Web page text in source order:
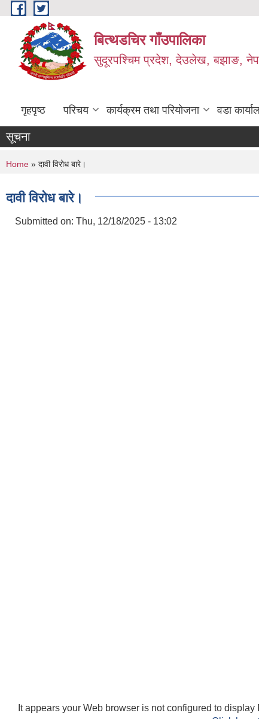
Skip to main content
बित्थडचिर गाँउपालिका
सुदूरपश्चिम प्रदेश, देउलेख, बझाङ,
गृहपृष्ठ परिचय कार्यक्रम तथा परियोजना वडा
सूचना
You are here
Home » दावी विरोध बारे।
दावी विरोध बारे।
Submitted on: Thu, 12/18/2025 - 13:02
It appears your Web browser is not configured to display